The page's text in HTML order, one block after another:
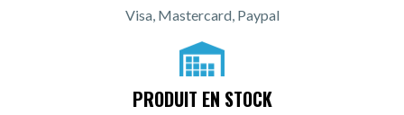
Visa, Mastercard, Paypal
PRODUIT EN STOCK